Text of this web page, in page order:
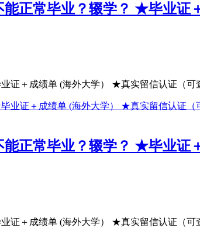
正常毕业？辍学？ ★毕业
证＋成绩单 (海外大学） ★真实留信认证（可
能正常毕业？辍学？ ★毕业
证＋成绩单 (海外大学） ★真实留信认证（可